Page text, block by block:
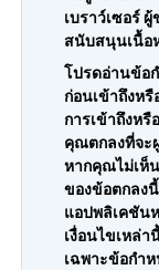
PDF เป็น
แปลงไฟล์
PDF เป็น
แปลง
แปลง
PPT เป็น
JPG เป็น
แปลงเป็น JPG
แปลง
แปลง
PPT เป็น
ติดต่อเรา
เข้าสู่
เบราว์เซอร์
สนับสนุนเนื้อ
โปรดอ่านข้อ
ก่อนเข้าถึงห
การเข้าถึงห
คุณตกลงที่จะ
หากคุณไม่เห็
ของข้อตกลง
แอปพลิเคชัน
เงื่อนไขเหล่
เฉพาะข้อกำ